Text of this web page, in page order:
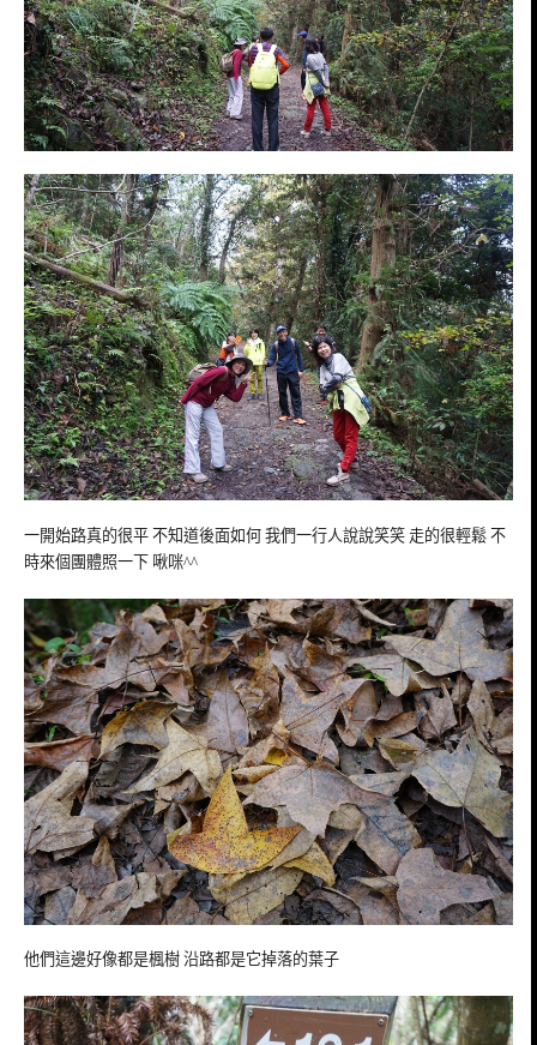
一開始路真的很平 不知道後面如何 我們一行人說說笑笑 走的很輕鬆 不
時來個團體照一下 啾咪^^
他們這邊好像都是楓樹 沿路都是它掉落的葉子